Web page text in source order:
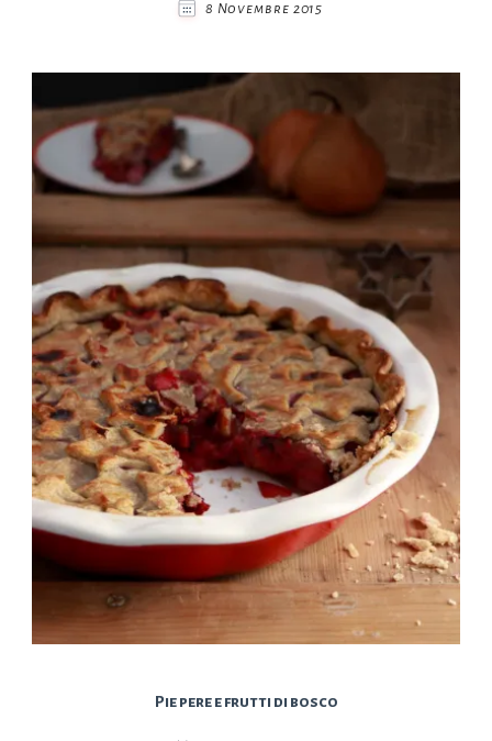
8 Novembre 2015
Pie pere e frutti di bosco